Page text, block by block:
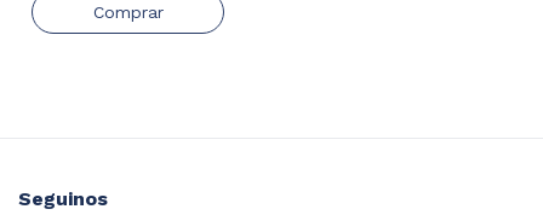
Seguinos